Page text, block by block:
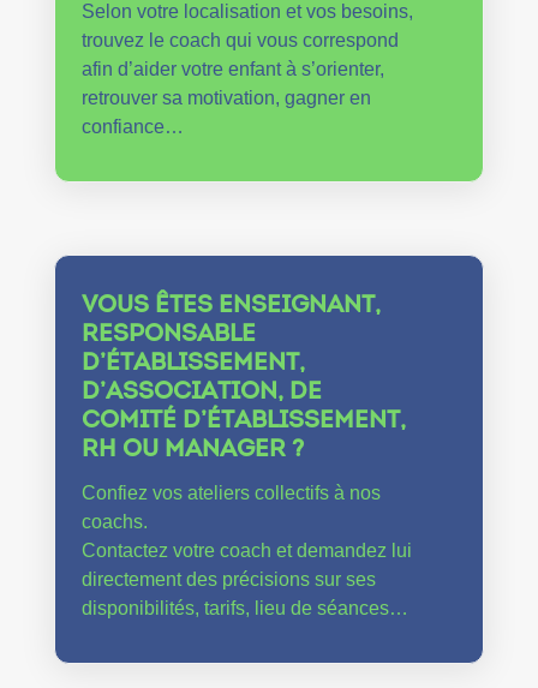
Selon votre localisation et vos besoins,
trouvez le coach qui vous correspond
afin d’aider votre enfant à s’orienter,
retrouver sa motivation, gagner en
confiance…
VOUS ÊTES ENSEIGNANT,
RESPONSABLE
D’ÉTABLISSEMENT,
D’ASSOCIATION, DE
COMITÉ D’ÉTABLISSEMENT,
RH OU MANAGER ?
Confiez vos ateliers collectifs à nos
coachs.
Contactez votre coach et demandez lui
directement des précisions sur ses
disponibilités, tarifs, lieu de séances…